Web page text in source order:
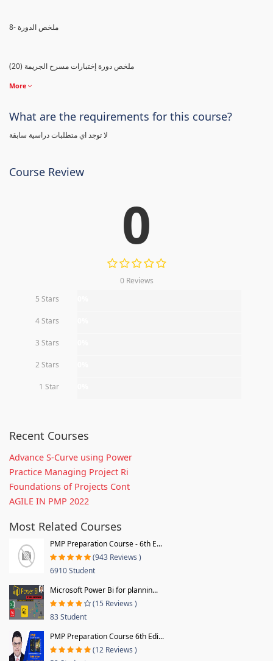
8- ملخص الدورة
(20) ملخص دورة إختبارات مسرح الجريمة
More
What are the requirements for this course?
لا توجد اي متطلبات دراسية سابقة
Course Review
0
0 Reviews
5 Stars
4 Stars
3 Stars
2 Stars
1 Star
Recent Courses
Advance S-Curve using Power
Practice Managing Project Ri
Foundations of Projects Cont
AGILE IN PMP 2022
Most Related Courses
PMP Preparation Course - 6th E...
(943 Reviews )
6910 Student
Microsoft Power Bi for plannin...
(15 Reviews )
83 Student
PMP Preparation Course 6th Edi...
(12 Reviews )